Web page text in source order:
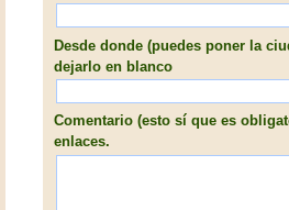
Desde donde (puedes poner la
dejarlo en blanco
Comentario (esto sí que es
enlaces.